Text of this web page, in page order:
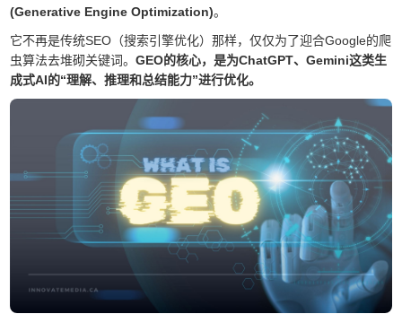
(Generative Engine Optimization)。
它不再是传统SEO（搜索引擎优化）那样，仅仅为了迎合Google的爬
虫算法去堆砌关键词。GEO的核心，是为ChatGPT、Gemini这类生
成式AI的“理解、推理和总结能力”进行优化。